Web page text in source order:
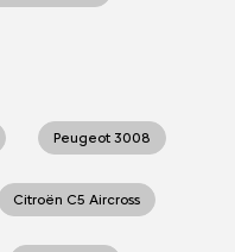
Peugeot 3008
Citroën C5 Aircross